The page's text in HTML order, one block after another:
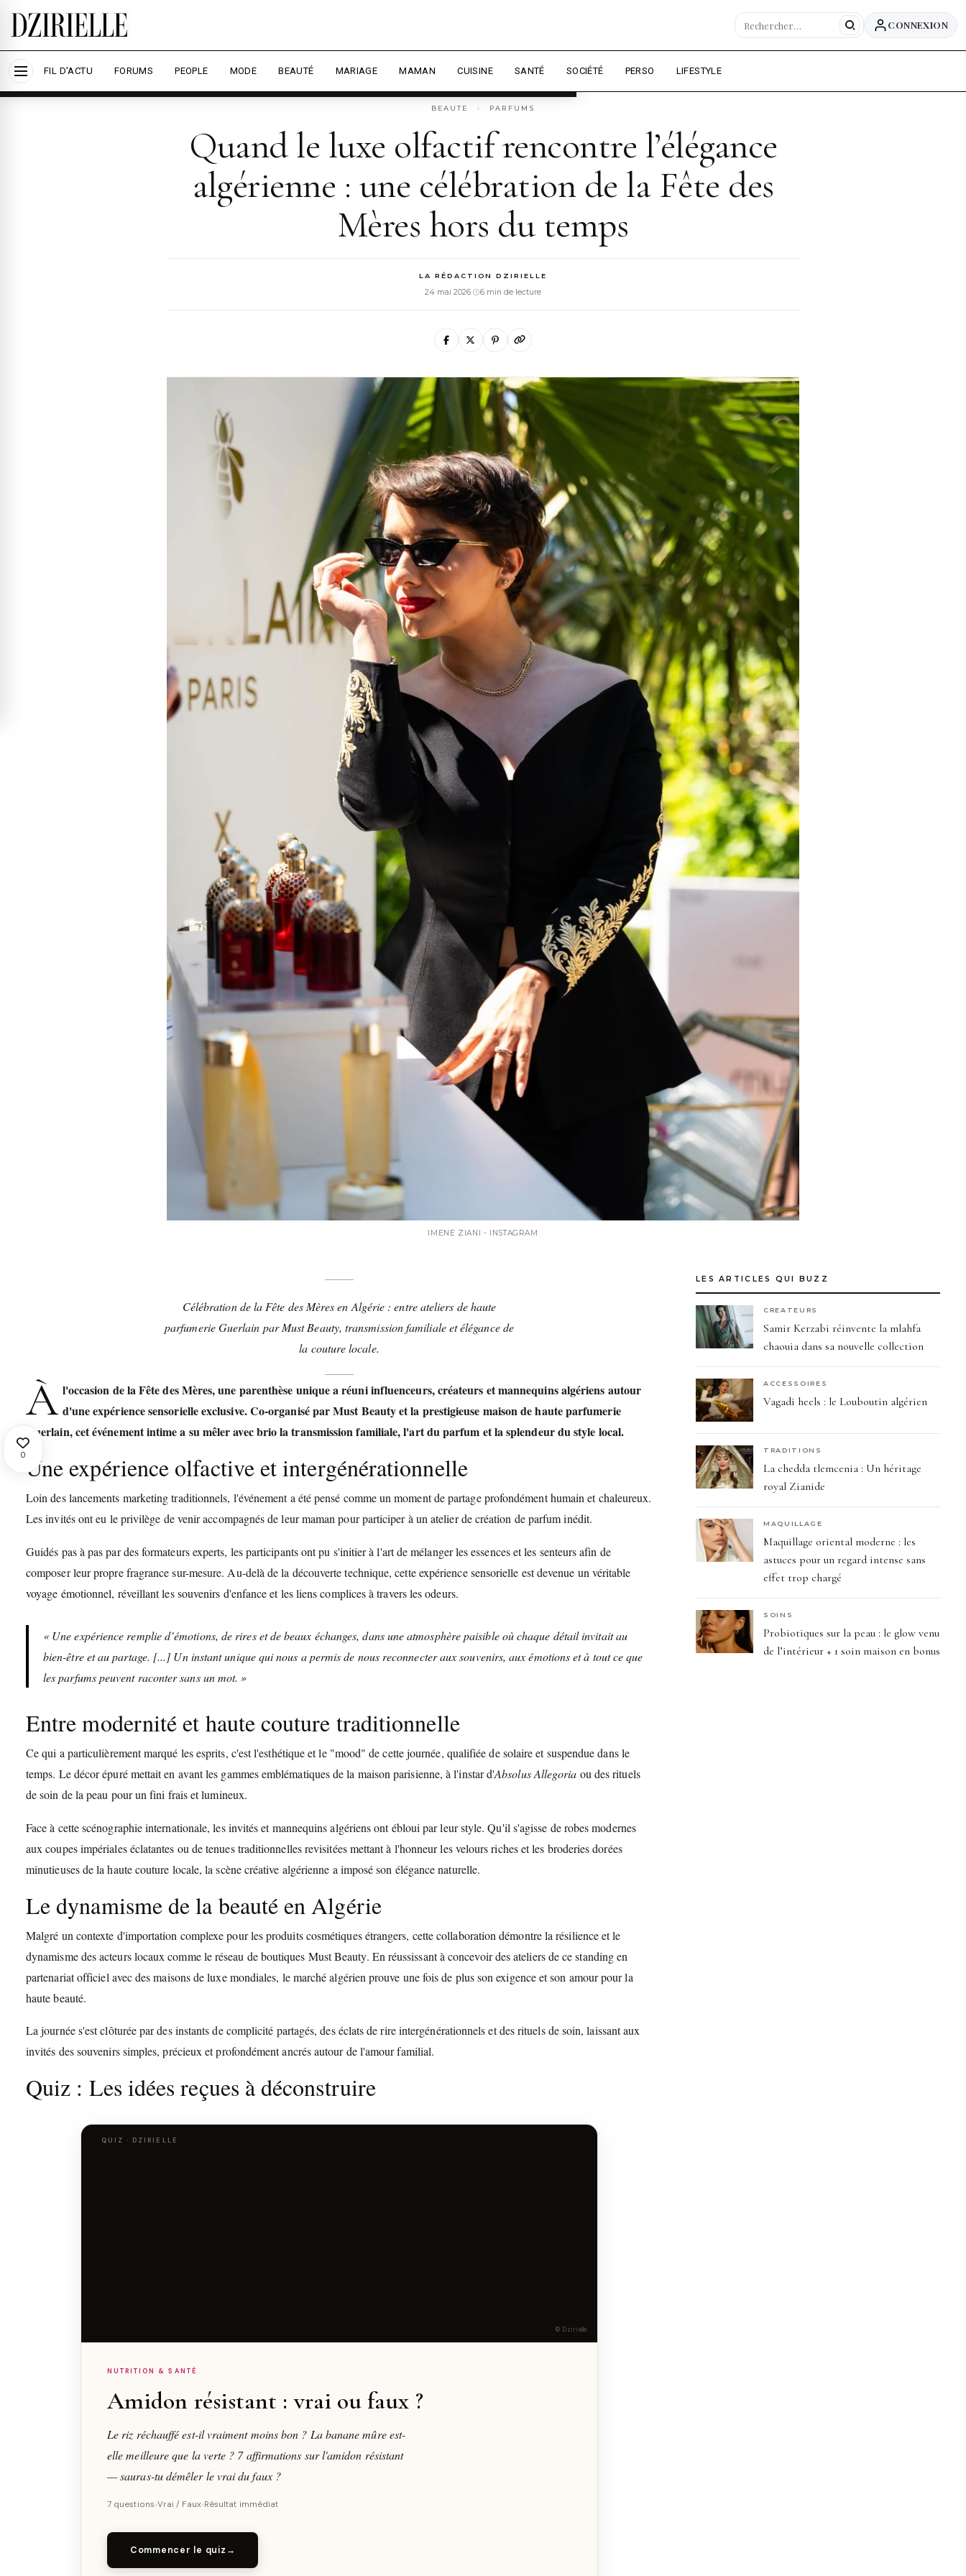
0
Nous utilisons des cookies pour améliorer votre expérience et mesurer l'audience.
Accepter tout Personnaliser
CONNEXION
FIL D'ACTU FORUMS PEOPLE MODE BEAUTÉ MARIAGE MAMAN CUISINE SANTÉ SOCIÉTÉ PERSO LIFESTYLE
BEAUTE › PARFUMS
Quand le luxe olfactif rencontre l’élégance
algérienne : une célébration de la Fête des
Mères hors du temps
LA RÉDACTION DZIRIELLE
24 mai 2026· 6 min de lecture
IMENE ZIANI - INSTAGRAM
Célébration de la Fête des Mères en Algérie : entre ateliers de haute
parfumerie Guerlain par Must Beauty, transmission familiale et élégance de
la couture locale.
À l'occasion de la Fête des Mères, une parenthèse unique a réuni influenceurs, créateurs et mannequins algériens autour
d'une expérience sensorielle exclusive. Co-organisé par Must Beauty et la prestigieuse maison de haute parfumerie
Guerlain, cet événement intime a su mêler avec brio la transmission familiale, l'art du parfum et la splendeur du style local.
Une expérience olfactive et intergénérationnelle
Loin des lancements marketing traditionnels, l'événement a été pensé comme un moment de partage profondément humain et chaleureux.
Les invités ont eu le privilège de venir accompagnés de leur maman pour participer à un atelier de création de parfum inédit.
Guidés pas à pas par des formateurs experts, les participants ont pu s'initier à l'art de mélanger les essences et les senteurs afin de
composer leur propre fragrance sur-mesure. Au-delà de la découverte technique, cette expérience sensorielle est devenue un véritable
voyage émotionnel, réveillant les souvenirs d'enfance et les liens complices à travers les odeurs.
« Une expérience remplie d’émotions, de rires et de beaux échanges, dans une atmosphère paisible où chaque détail invitait au
bien-être et au partage. [...] Un instant unique qui nous a permis de nous reconnecter aux souvenirs, aux émotions et à tout ce que
les parfums peuvent raconter sans un mot. »
Entre modernité et haute couture traditionnelle
Ce qui a particulièrement marqué les esprits, c'est l'esthétique et le "mood" de cette journée, qualifiée de solaire et suspendue dans le
temps. Le décor épuré mettait en avant les gammes emblématiques de la maison parisienne, à l'instar d'Absolus Allegoria ou des rituels
de soin de la peau pour un fini frais et lumineux.
Face à cette scénographie internationale, les invités et mannequins algériens ont ébloui par leur style. Qu'il s'agisse de robes modernes
aux coupes impériales éclatantes ou de tenues traditionnelles revisitées mettant à l'honneur les velours riches et les broderies dorées
minutieuses de la haute couture locale, la scène créative algérienne a imposé son élégance naturelle.
Le dynamisme de la beauté en Algérie
Malgré un contexte d'importation complexe pour les produits cosmétiques étrangers, cette collaboration démontre la résilience et le
dynamisme des acteurs locaux comme le réseau de boutiques Must Beauty. En réussissant à concevoir des ateliers de ce standing en
partenariat officiel avec des maisons de luxe mondiales, le marché algérien prouve une fois de plus son exigence et son amour pour la
haute beauté.
La journée s'est clôturée par des instants de complicité partagés, des éclats de rire intergénérationnels et des rituels de soin, laissant aux
invités des souvenirs simples, précieux et profondément ancrés autour de l'amour familial.
Quiz : Les idées reçues à déconstruire
QUIZ · DZIRIELLE
© Dzirielle
NUTRITION & SANTÉ
Amidon résistant : vrai ou faux ?
Le riz réchauffé est-il vraiment moins bon ? La banane mûre est-
elle meilleure que la verte ? 7 affirmations sur l'amidon résistant
— sauras-tu démêler le vrai du faux ?
7 questions Vrai / Faux Résultat immédiat
Commencer le quiz →
LES ARTICLES QUI BUZZ
CREATEURS
Samir Kerzabi réinvente la mlahfa
chaouia dans sa nouvelle collection
ACCESSOIRES
Vagadi heels : le Louboutin algérien
TRADITIONS
La chedda tlemcenia : Un héritage
royal Zianide
MAQUILLAGE
Maquillage oriental moderne : les
astuces pour un regard intense sans
effet trop chargé
SOINS
Probiotiques sur la peau : le glow venu
de l’intérieur + 1 soin maison en bonus